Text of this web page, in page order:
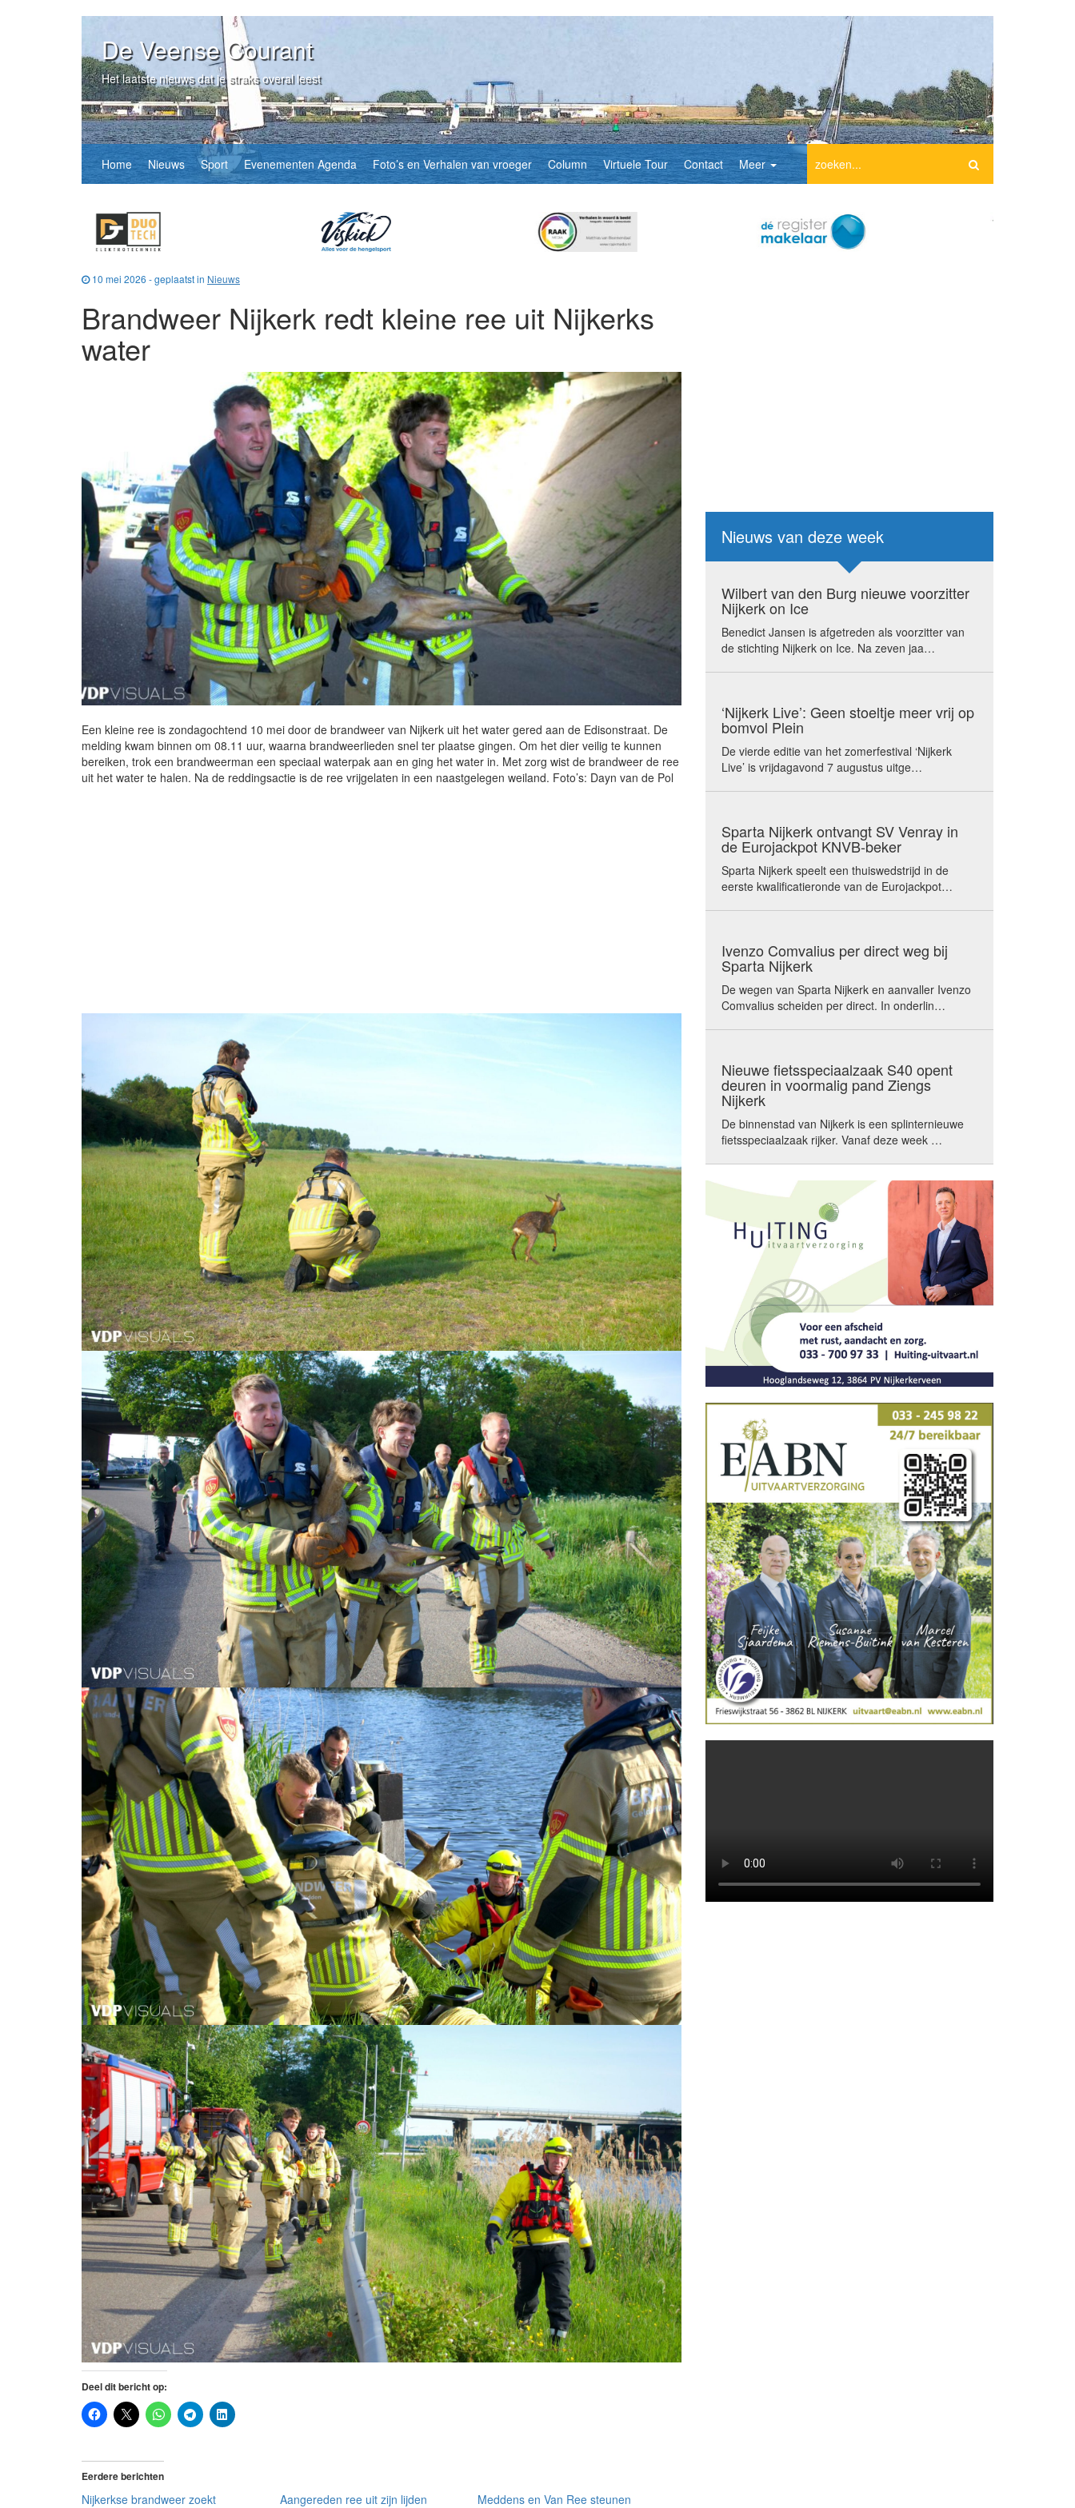
De Veense Courant
Het laatste nieuws dat je straks overal leest
Home Nieuws Sport Evenementen Agenda Foto’s en Verhalen van vroeger Column Virtuele Tour Contact Meer
10 mei 2026 - geplaatst in Nieuws
Brandweer Nijkerk redt kleine ree uit Nijkerks
water
Een kleine ree is zondagochtend 10 mei door de brandweer van Nijkerk uit het water gered aan de Edisonstraat. De
melding kwam binnen om 08.11 uur, waarna brandweerlieden snel ter plaatse gingen. Om het dier veilig te kunnen
bereiken, trok een brandweerman een speciaal waterpak aan en ging het water in. Met zorg wist de brandweer de ree
uit het water te halen. Na de reddingsactie is de ree vrijgelaten in een naastgelegen weiland. Foto’s: Dayn van de Pol
Deel dit bericht op:
Eerdere berichten
Nijkerkse brandweer zoekt
Aangereden ree uit zijn lijden
Meddens en Van Ree steunen
Nieuws van deze week
Wilbert van den Burg nieuwe voorzitter
Nijkerk on Ice
Benedict Jansen is afgetreden als voorzitter van
de stichting Nijkerk on Ice. Na zeven jaa…
‘Nijkerk Live’: Geen stoeltje meer vrij op
bomvol Plein
De vierde editie van het zomerfestival ‘Nijkerk
Live’ is vrijdagavond 7 augustus uitge…
Sparta Nijkerk ontvangt SV Venray in
de Eurojackpot KNVB-beker
Sparta Nijkerk speelt een thuiswedstrijd in de
eerste kwalificatieronde van de Eurojackpot…
Ivenzo Comvalius per direct weg bij
Sparta Nijkerk
De wegen van Sparta Nijkerk en aanvaller Ivenzo
Comvalius scheiden per direct. In onderlin…
Nieuwe fietsspeciaalzaak S40 opent
deuren in voormalig pand Ziengs
Nijkerk
De binnenstad van Nijkerk is een splinternieuwe
fietsspeciaalzaak rijker. Vanaf deze week …